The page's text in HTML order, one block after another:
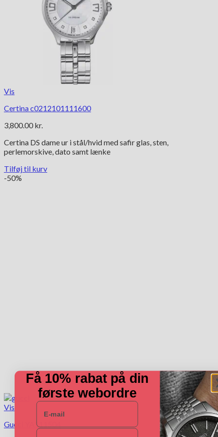
Vis
Certina c0212101111600
3,800.00 kr.
Certina DS dame ur i stål/hvid med safir glas, sten,
perlemorskive, dato samt lænke
Tilføj til kurv
-50%
Vis
Gucci YA111504
Få 10% rabat på din
første webordre
E-mail
Navn